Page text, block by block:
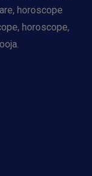
horoscope
horoscope,